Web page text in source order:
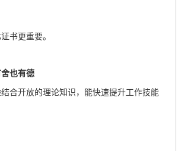
书更重要。
也有德
合开放的理论知识，能快速提升工作技能